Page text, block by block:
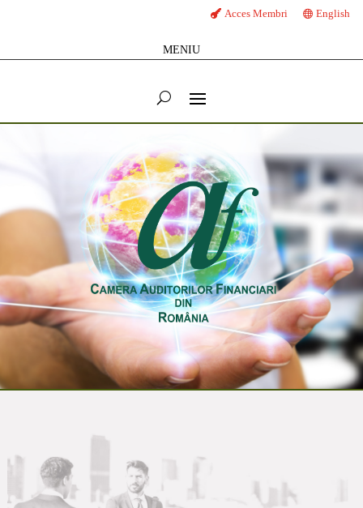
Acces Membri English
MENIU